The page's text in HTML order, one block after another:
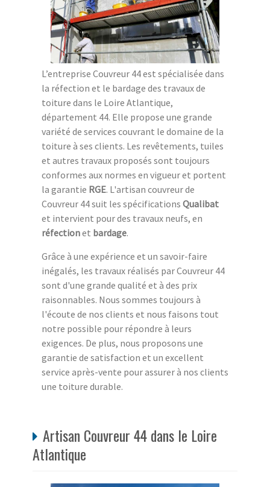
L’entreprise Couvreur 44 est spécialisée dans
la réfection et le bardage des travaux de
toiture dans le Loire Atlantique,
département 44. Elle propose une grande
variété de services couvrant le domaine de la
toiture à ses clients. Les revêtements, tuiles
et autres travaux proposés sont toujours
conformes aux normes en vigueur et portent
la garantie RGE. L'artisan couvreur de
Couvreur 44 suit les spécifications Qualibat
et intervient pour des travaux neufs, en
réfectionet bardage.
Grâce à une expérience et un savoir-faire
inégalés, les travaux réalisés par Couvreur 44
sont d'une grande qualité et à des prix
raisonnables. Nous sommes toujours à
l'écoute de nos clients et nous faisons tout
notre possible pour répondre à leurs
exigences. De plus, nous proposons une
garantie de satisfaction et un excellent
service après-vente pour assurer à nos clients
une toiture durable.
Artisan Couvreur 44 dans le Loire
Atlantique